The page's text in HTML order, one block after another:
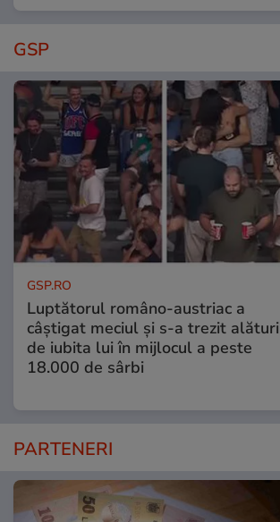
GSP
GSP.RO
Luptătorul româno-austriac a
câștigat meciul și s-a trezit alături
de iubita lui în mijlocul a peste
18.000 de sârbi
PARTENERI